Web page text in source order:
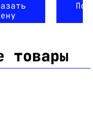
товары